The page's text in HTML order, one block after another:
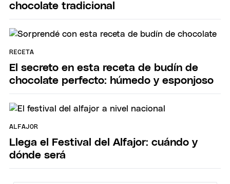
chocolate tradicional
RECETA
El secreto en esta receta de budín de
chocolate perfecto: húmedo y esponjoso
ALFAJOR
Llega el Festival del Alfajor: cuándo y
dónde será